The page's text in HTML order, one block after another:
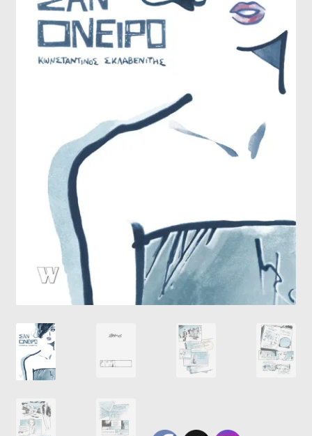
Wishlist
Πληρωμή
Ο λογαριασμός μου
Όροι χρήσης
Επικοινωνία